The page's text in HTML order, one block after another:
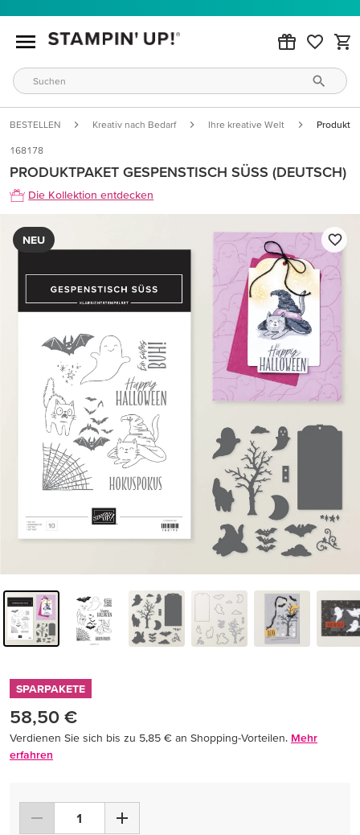
BESTELLEN Kreativ nach Bedarf Ihre kreative Welt
168178
PRODUKTPAKET GESPENSTISCH SÜSS (DEUTSCH)
Die Kollektion entdecken
NEU
SPARPAKETE
58,50 €
Verdienen Sie sich bis zu 5,85 € an Shopping-Vorteilen. Mehr
erfahren